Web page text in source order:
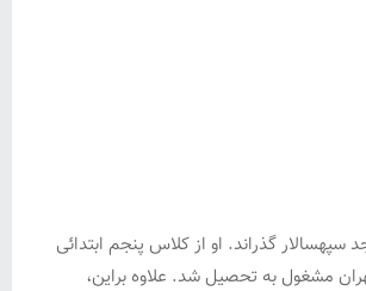
مسجد سپهسالار گذراند. او از کلاس پنجم ابتدائی
اصفهان به تهران آمد و در رشته حقوق دانشگاه تهران مشغول به تحصیل شد. علاوه براین،